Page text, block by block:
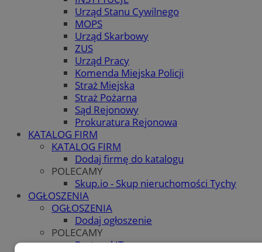
Urząd Stanu Cywilnego
MOPS
Urząd Skarbowy
ZUS
Urząd Pracy
Komenda Miejska Policji
Straż Miejska
Straż Pożarna
Sąd Rejonowy
Prokuratura Rejonowa
KATALOG FIRM
KATALOG FIRM
Dodaj firmę do katalogu
POLECAMY
Skup.io - Skup nieruchomości Tychy
OGŁOSZENIA
OGŁOSZENIA
Dodaj ogłoszenie
POLECAMY
Protocol IT